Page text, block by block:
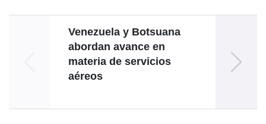
Venezuela y Botsuana
abordan avance en
materia de servicios
aéreos
ONU